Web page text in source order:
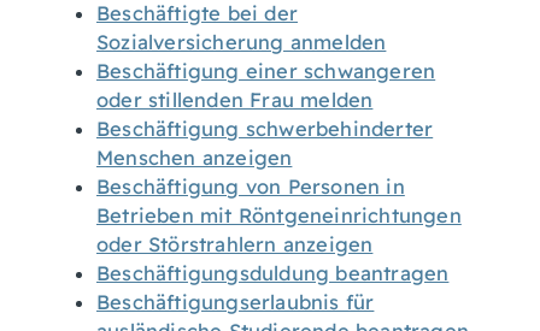
Beschäftigte bei der
Sozialversicherung anmelden
Beschäftigung einer schwangeren
oder stillenden Frau melden
Beschäftigung schwerbehinderter
Menschen anzeigen
Beschäftigung von Personen in
Betrieben mit Röntgeneinrichtungen
oder Störstrahlern anzeigen
Beschäftigungsduldung beantragen
Beschäftigungserlaubnis für